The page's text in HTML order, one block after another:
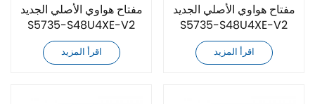
مفتاح هواوي الأصلي الجديد
S5735-S48U4XE-V2
اقرأ المزيد
مفتاح هواوي الأصلي الجديد
S5735-S48U4XE-V2
اقرأ المزيد